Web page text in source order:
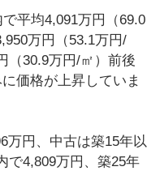
平均4,091万円（69.0
万円（53.1万円/
（30.9万円/㎡）前後
価格が上昇していま
万円、中古は築15年以
で4,809万円、築25年